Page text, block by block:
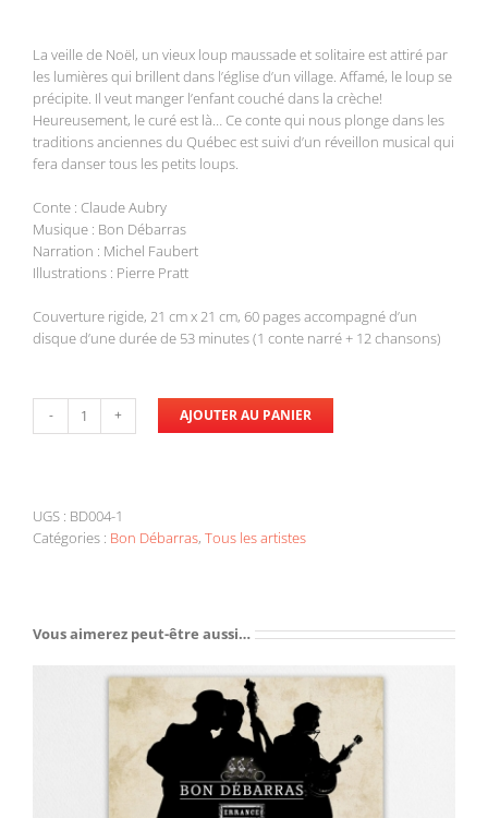
La veille de Noël, un vieux loup maussade et solitaire est attiré par
les lumières qui brillent dans l’église d’un village. Affamé, le loup se
précipite. Il veut manger l’enfant couché dans la crèche!
Heureusement, le curé est là… Ce conte qui nous plonge dans les
traditions anciennes du Québec est suivi d’un réveillon musical qui
fera danser tous les petits loups.
Conte : Claude Aubry
Musique : Bon Débarras
Narration : Michel Faubert
Illustrations : Pierre Pratt
Couverture rigide, 21 cm x 21 cm, 60 pages accompagné d’un
disque d’une durée de 53 minutes (1 conte narré + 12 chansons)
quantité
-
Le
AJOUTER AU PANIER
UGS : BD004-1
Catégories : Bon Débarras, Tous les artistes
Vous aimerez peut-être aussi…